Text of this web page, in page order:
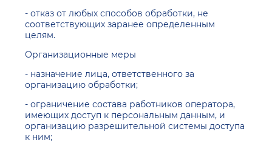
- отказ от любых способов обработки, не
соответствующих заранее определенным
целям.
Организационные меры
- назначение лица, ответственного за
организацию обработки;
- ограничение состава работников оператора,
имеющих доступ к персональным данным, и
организацию разрешительной системы доступа
к ним;